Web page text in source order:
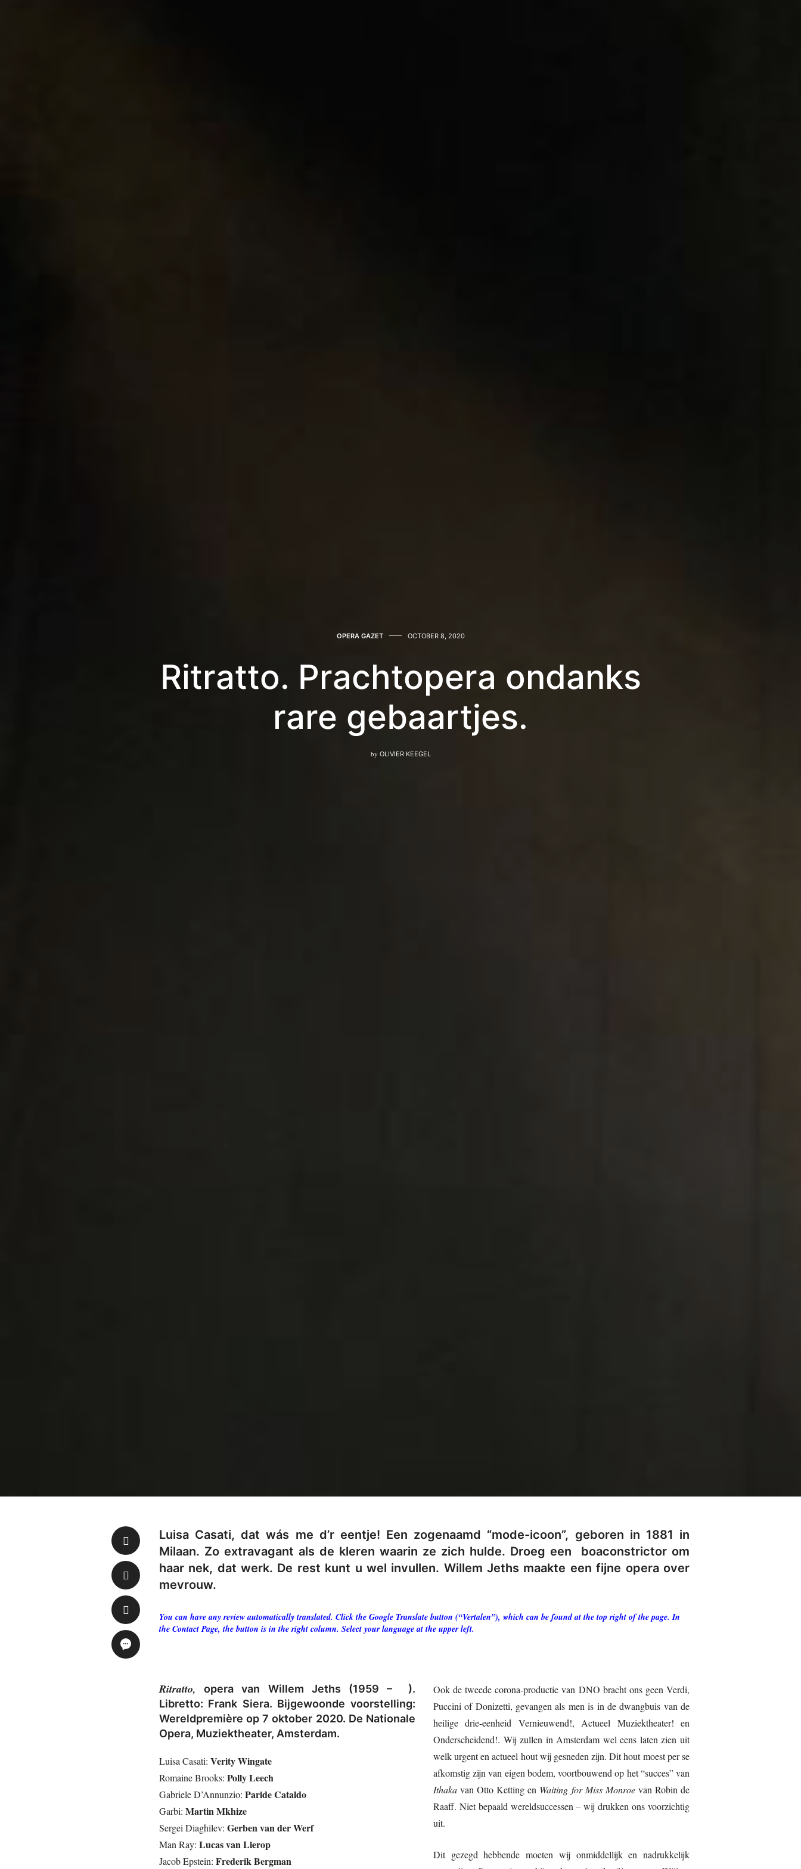
OPERA GAZET OCTOBER 8, 2020
Ritratto. Prachtopera ondanks
rare gebaartjes.
by OLIVIER KEEGEL
Luisa Casati, dat wás me d’r eentje! Een zogenaamd “mode-icoon”, geboren in 1881 in
Milaan. Zo extravagant als de kleren waarin ze zich hulde. Droeg een boaconstrictor om
haar nek, dat werk. De rest kunt u wel invullen. Willem Jeths maakte een fijne opera over
mevrouw.
You can have any review automatically translated. Click the Google Translate button (“Vertalen”), which can be found at the top right of the page. In
the Contact Page, the button is in the right column. Select your language at the upper left.
Ritratto, opera van Willem Jeths (1959 – ).
Libretto: Frank Siera. Bijgewoonde voorstelling:
Wereldpremière op 7 oktober 2020. De Nationale
Opera, Muziektheater, Amsterdam.
Luisa Casati: Verity Wingate
Romaine Brooks: Polly Leech
Gabriele D’Annunzio: Paride Cataldo
Garbi: Martin Mkhize
Sergei Diaghilev: Gerben van der Werf
Man Ray: Lucas van Lierop
Jacob Epstein: Frederik Bergman
Ook de tweede corona-productie van DNO bracht ons geen Verdi,
Puccini of Donizetti, gevangen als men is in de dwangbuis van de
heilige drie-eenheid Vernieuwend!, Actueel Muziektheater! en
Onderscheidend!. Wij zullen in Amsterdam wel eens laten zien uit
welk urgent en actueel hout wij gesneden zijn. Dit hout moest per se
afkomstig zijn van eigen bodem, voortbouwend op het “succes” van
Ithakavan Otto Ketting en Waiting for Miss Monroevan Robin de
Raaff. Niet bepaald wereldsuccessen – wij drukken ons voorzichtig
uit.
Dit gezegd hebbende moeten wij onmiddellijk en nadrukkelijk